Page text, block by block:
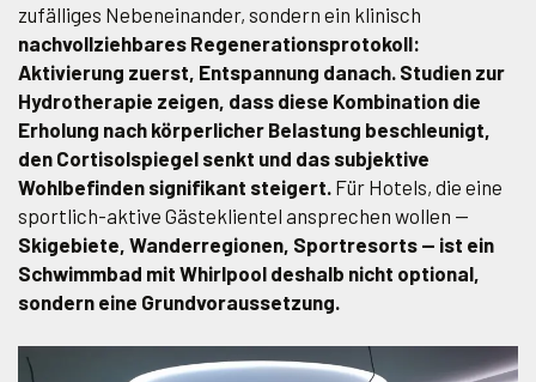
zufälliges Nebeneinander, sondern ein klinisch
nachvollziehbares Regenerationsprotokoll:
Aktivierung zuerst, Entspannung danach. Studien zur
Hydrotherapie zeigen, dass diese Kombination die
Erholung nach körperlicher Belastung beschleunigt,
den Cortisolspiegel senkt und das subjektive
Wohlbefinden signifikant steigert. Für Hotels, die eine
sportlich-aktive Gästeklientel ansprechen wollen —
Skigebiete, Wanderregionen, Sportresorts — ist ein
Schwimmbad mit Whirlpool deshalb nicht optional,
sondern eine Grundvoraussetzung.